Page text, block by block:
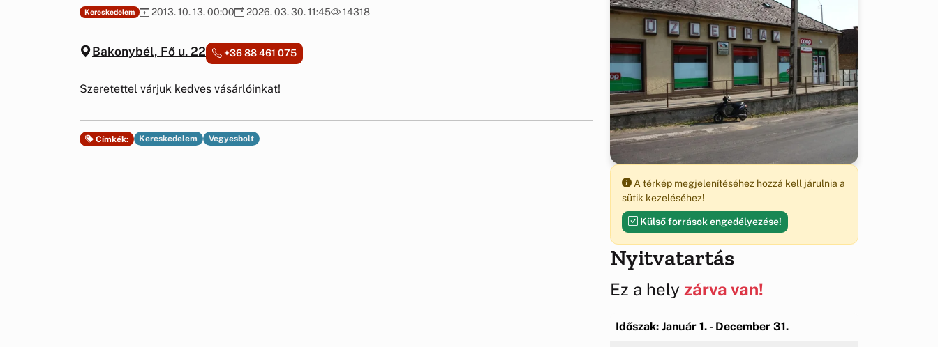
Kereskedelem 2013. 10. 13. 00:00 2026. 03. 30. 11:45 14318
Bakonybél, Fő u. 22 +36 88 461 075
Szeretettel várjuk kedves vásárlóinkat!
Címkék: Kereskedelem Vegyesbolt
A térkép megjelenítéséhez hozzá kell járulnia a
sütik kezeléséhez!
Külső források engedélyezése!
Nyitvatartás
Ez a hely zárva van!
Időszak: Január 1. - December 31.